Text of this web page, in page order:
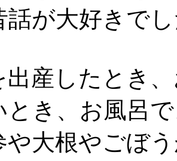
話が大好きで
産したとき
とき、お風呂
や大根やごぼ